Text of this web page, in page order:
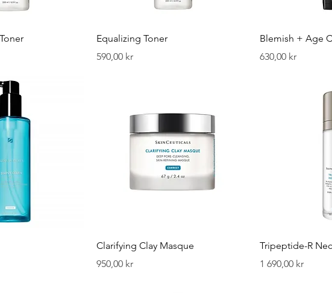
Equalizing Toner
Pris
590,00 kr
Blemish + Age
Pris
630,00 kr
Clarifying Clay Masque
Pris
950,00 kr
Tripeptide-R
Pris
1 690,00 kr